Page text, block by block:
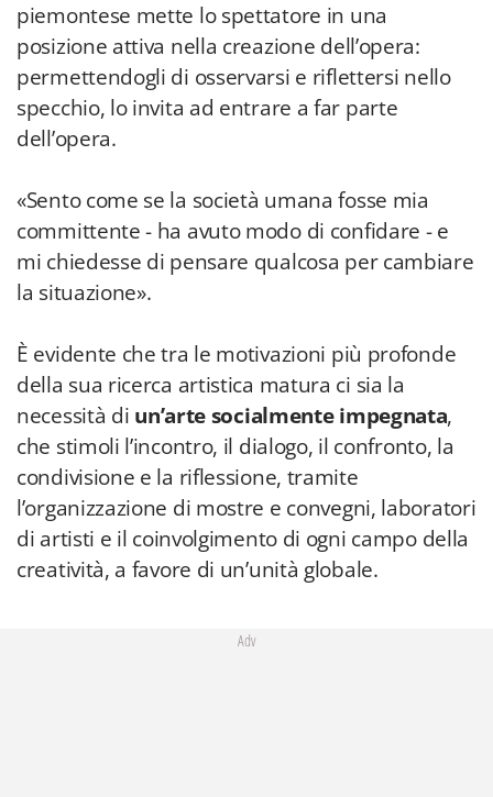
piemontese mette lo spettatore in una
posizione attiva nella creazione dell’opera:
permettendogli di osservarsi e riflettersi nello
specchio, lo invita ad entrare a far parte
dell’opera.
«Sento come se la società umana fosse mia
committente - ha avuto modo di confidare - e
mi chiedesse di pensare qualcosa per cambiare
la situazione».
È evidente che tra le motivazioni più profonde
della sua ricerca artistica matura ci sia la
necessità di un’arte socialmente impegnata,
che stimoli l’incontro, il dialogo, il confronto, la
condivisione e la riflessione, tramite
l’organizzazione di mostre e convegni, laboratori
di artisti e il coinvolgimento di ogni campo della
creatività, a favore di un’unità globale.
Adv